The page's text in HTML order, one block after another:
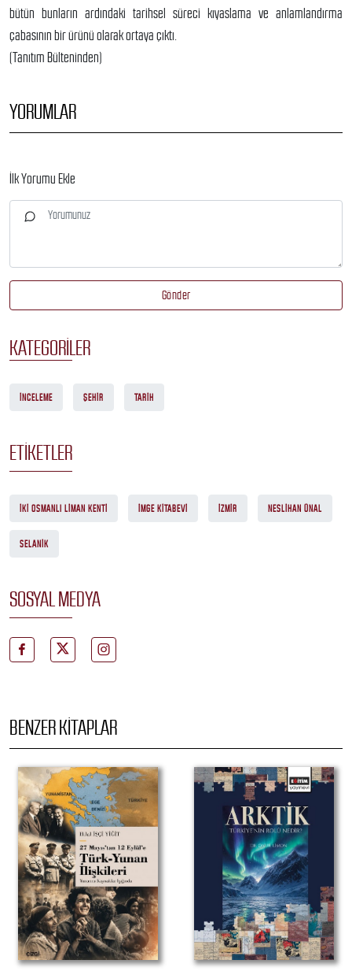
bütün bunların ardındaki tarihsel süreci kıyaslama ve anlamlandırma
çabasının bir ürünü olarak ortaya çıktı.
(Tanıtım Bülteninden)
YORUMLAR
İlk Yorumu Ekle
Gönder
KATEGORILER
İNCELEME ŞEHIR TARIH
ETIKETLER
İKI OSMANLI LIMAN KENTI İMGE KITABEVI İZMIR NESLIHAN ÜNAL
SELANIK
SOSYAL MEDYA
BENZER KITAPLAR